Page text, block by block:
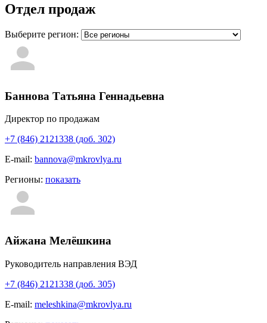
Отдел продаж
Выберите регион:
Баннова Татьяна Геннадьевна
Директор по продажам
+7 (846) 2121338 (доб. 302)
E-mail: bannova@mkrovlya.ru
Регионы: показать
Айжана Мелёшкина
Руководитель направления ВЭД
+7 (846) 2121338 (доб. 305)
E-mail: meleshkina@mkrovlya.ru